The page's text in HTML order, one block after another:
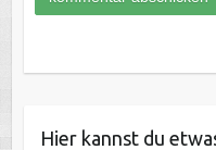
Hier kannst du